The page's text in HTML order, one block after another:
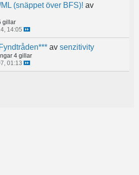
(snäppet över BFS)! av
gillar
14:05
av senzitivity
4 gillar
01:13